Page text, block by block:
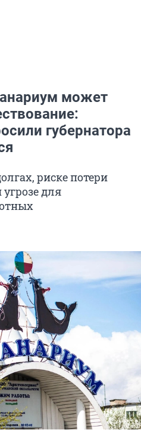
может
губернатора
риске потери
для